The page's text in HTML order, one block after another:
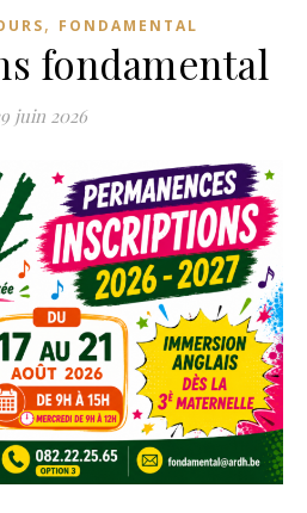
, FONDAMENTAL
fondamental
juin 2026